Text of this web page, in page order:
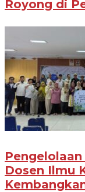
Royong di
Dosen Ilmu